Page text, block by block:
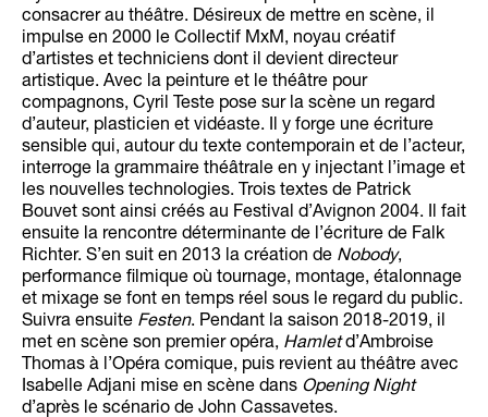
consacrer au théâtre. Désireux de mettre en scène, il
impulse en 2000 le Collectif MxM, noyau créatif
d’artistes et techniciens dont il devient directeur
artistique. Avec la peinture et le théâtre pour
compagnons, Cyril Teste pose sur la scène un regard
d’auteur, plasticien et vidéaste. Il y forge une écriture
sensible qui, autour du texte contemporain et de l’acteur,
interroge la grammaire théâtrale en y injectant l’image et
les nouvelles technologies. Trois textes de Patrick
Bouvet sont ainsi créés au Festival d’Avignon 2004. Il fait
ensuite la rencontre déterminante de l’écriture de Falk
Richter. S’en suit en 2013 la création de Nobody,
performance filmique où tournage, montage, étalonnage
et mixage se font en temps réel sous le regard du public.
Suivra ensuite Festen. Pendant la saison 2018-2019, il
met en scène son premier opéra, Hamletd’Ambroise
Thomas à l’Opéra comique, puis revient au théâtre avec
Isabelle Adjani mise en scène dans Opening Night
d’après le scénario de John Cassavetes.